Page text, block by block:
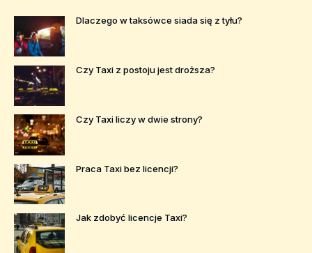
Dlaczego w taksówce siada się z tyłu?
Czy Taxi z postoju jest droższa?
Czy Taxi liczy w dwie strony?
Praca Taxi bez licencji?
Jak zdobyć licencje Taxi?